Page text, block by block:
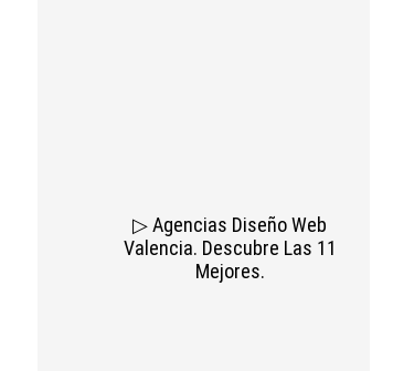
▷ Agencias Diseño Web
Valencia. Descubre Las 11
Mejores.